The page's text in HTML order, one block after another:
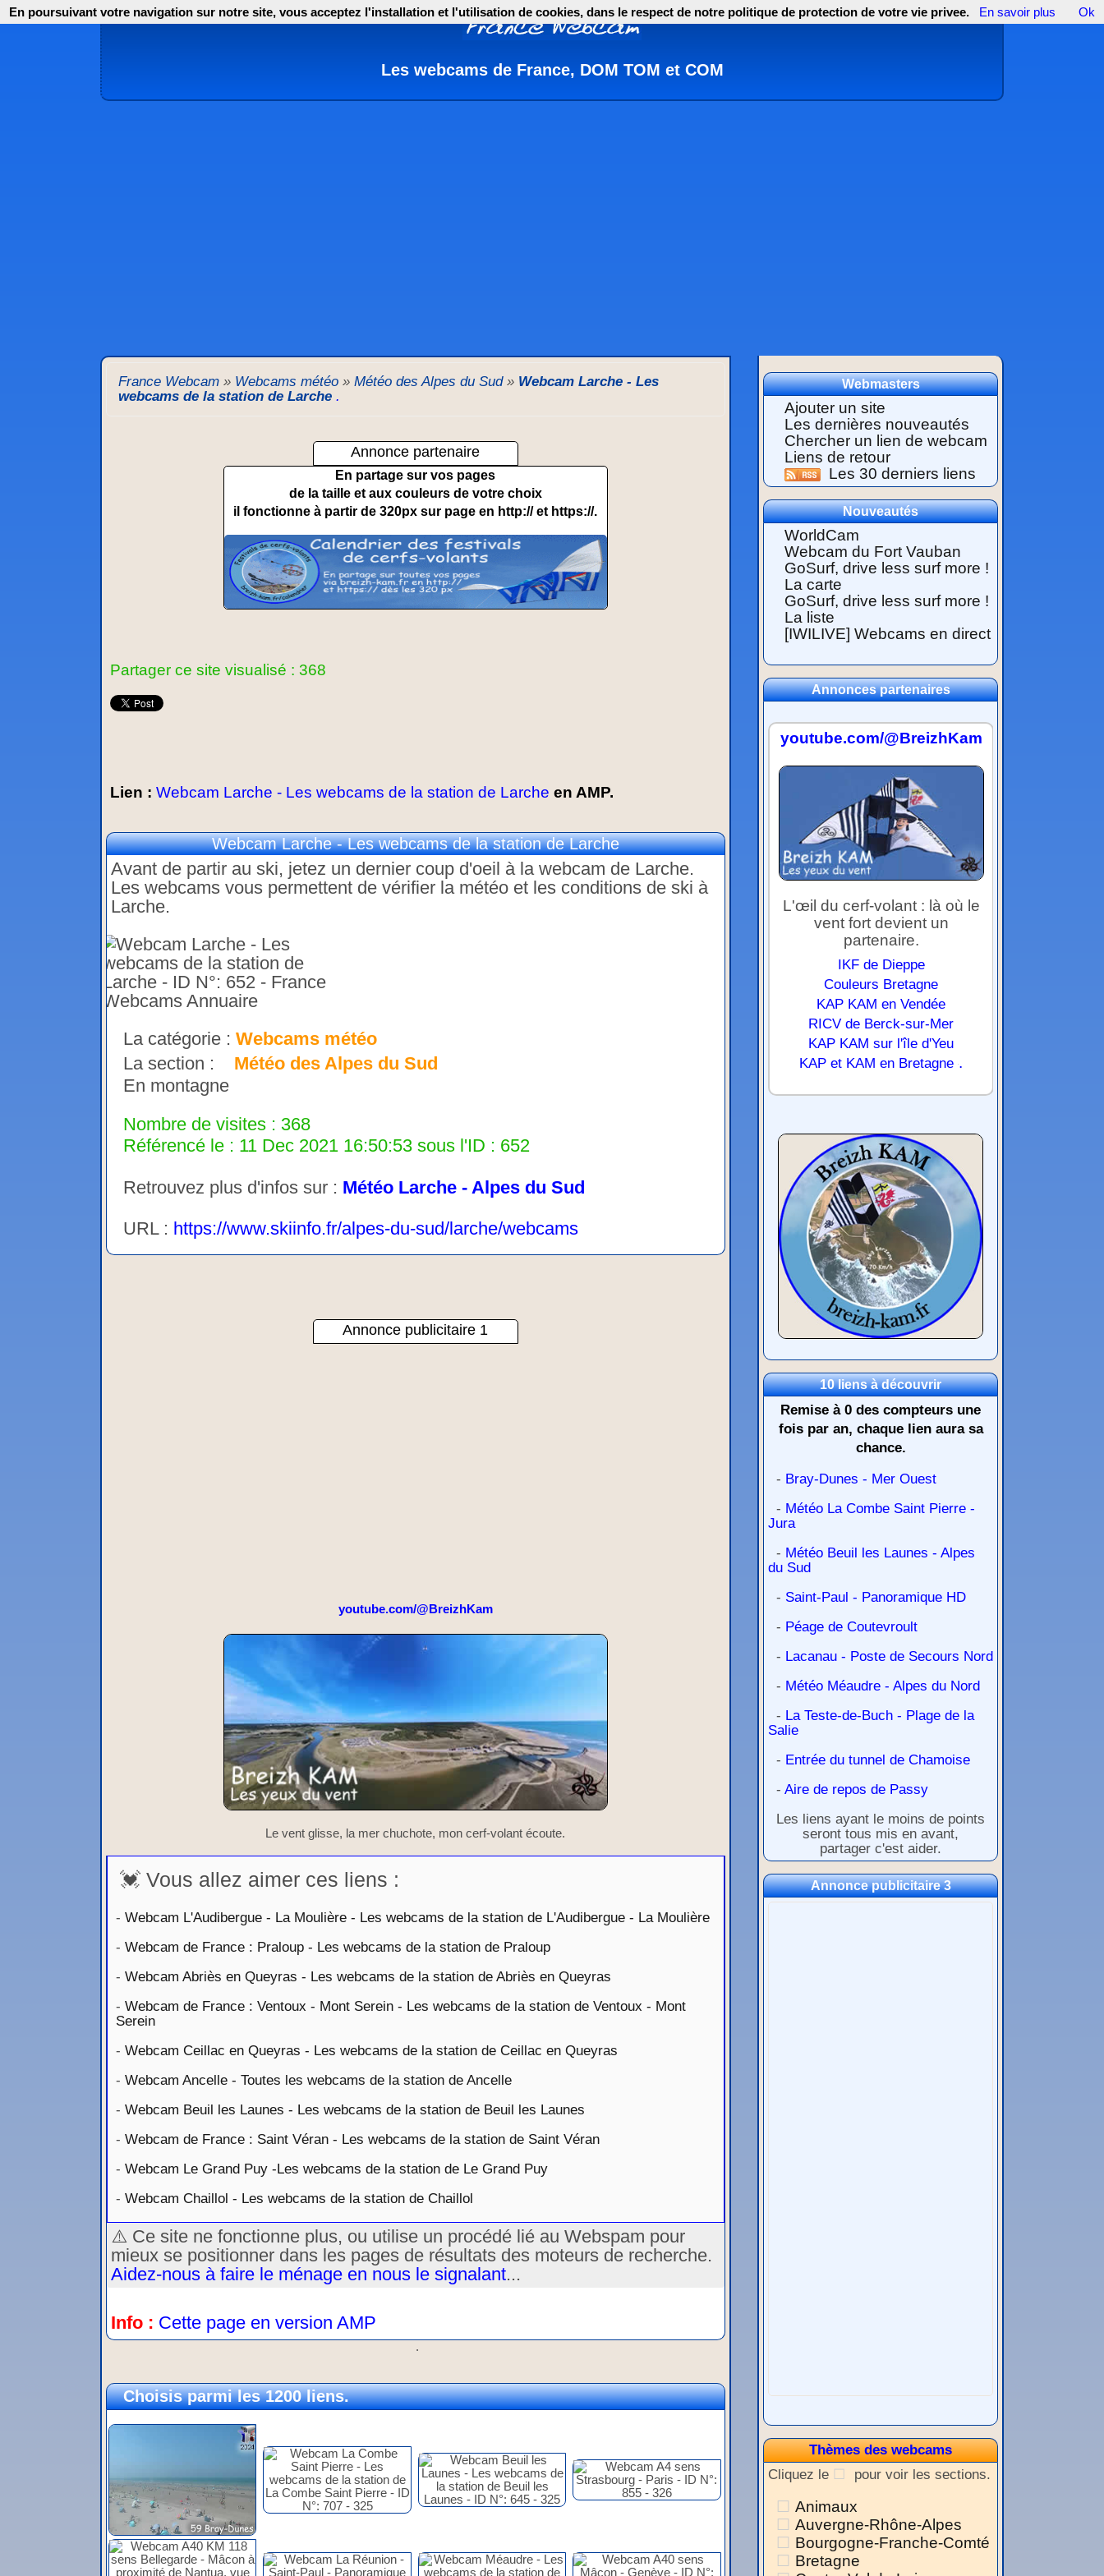
Les webcams de France, DOM TOM et COM
France Webcam » Webcams météo » Météo des Alpes du Sud» Webcam Larche - Les
webcams de la station de Larche .
Annonce partenaire
En partage sur vos pages
de la taille et aux couleurs de votre choix
il fonctionne à partir de 320px sur page en http:// et https://.
Partager ce site visualisé : 368
Lien : Webcam Larche - Les webcams de la station de Larche en AMP.
Webcam Larche - Les webcams de la station de Larche
Avant de partir au ski, jetez un dernier coup d'oeil à la webcam de Larche.
Les webcams vous permettent de vérifier la météo et les conditions de ski à
Larche.
La catégorie : Webcams météo
La section : Météo des Alpes du Sud
En montagne
Nombre de visites : 368
Référencé le : 11 Dec 2021 16:50:53 sous l'ID : 652
Retrouvez plus d'infos sur : Météo Larche - Alpes du Sud
URL : https://www.skiinfo.fr/alpes-du-sud/larche/webcams
Annonce publicitaire 1
youtube.com/@BreizhKam
Le vent glisse, la mer chuchote, mon cerf-volant écoute.
💓 Vous allez aimer ces liens :
- Webcam L'Audibergue - La Moulière - Les webcams de la station de L'Audibergue - La Moulière
- Webcam de France : Praloup - Les webcams de la station de Praloup
- Webcam Abriès en Queyras - Les webcams de la station de Abriès en Queyras
- Webcam de France : Ventoux - Mont Serein - Les webcams de la station de Ventoux - Mont
Serein
- Webcam Ceillac en Queyras - Les webcams de la station de Ceillac en Queyras
- Webcam Ancelle - Toutes les webcams de la station de Ancelle
- Webcam Beuil les Launes - Les webcams de la station de Beuil les Launes
- Webcam de France : Saint Véran - Les webcams de la station de Saint Véran
- Webcam Le Grand Puy -Les webcams de la station de Le Grand Puy
- Webcam Chaillol - Les webcams de la station de Chaillol
⚠️ Ce site ne fonctionne plus, ou utilise un procédé lié au Webspam pour
mieux se positionner dans les pages de résultats des moteurs de recherche.
Aidez-nous à faire le ménage en nous le signalant...
Info : Cette page en version AMP
.
Choisis parmi les 1200 liens.
Webmasters
Ajouter un site
Les dernières nouveautés
Chercher un lien de webcam
Liens de retour
Les 30 derniers liens
Nouveautés
WorldCam
Webcam du Fort Vauban
GoSurf, drive less surf more !
La carte
GoSurf, drive less surf more !
La liste
[IWILIVE] Webcams en direct
Annonces partenaires
youtube.com/@BreizhKam
L'œil du cerf-volant : là où le
vent fort devient un
partenaire.
IKF de Dieppe
Couleurs Bretagne
KAP KAM en Vendée
RICV de Berck-sur-Mer
KAP KAM sur l'île d'Yeu
KAP et KAM en Bretagne .
10 liens à découvrir
Remise à 0 des compteurs une
fois par an, chaque lien aura sa
chance.
- Bray-Dunes - Mer Ouest
- Météo La Combe Saint Pierre -
Jura
- Météo Beuil les Launes - Alpes
du Sud
- Saint-Paul - Panoramique HD
- Péage de Coutevroult
- Lacanau - Poste de Secours Nord
- Météo Méaudre - Alpes du Nord
- La Teste-de-Buch - Plage de la
Salie
- Entrée du tunnel de Chamoise
- Aire de repos de Passy
Les liens ayant le moins de points
seront tous mis en avant,
partager c'est aider.
Annonce publicitaire 3
Thèmes des webcams
Cliquez le
pour voir les sections.
Animaux
Auvergne-Rhône-Alpes
Bourgogne-Franche-Comté
Bretagne
En poursuivant votre navigation sur notre site, vous acceptez l'installation et l'utilisation de cookies, dans le respect de notre politique de protection de votre vie privee. En savoir plus Ok